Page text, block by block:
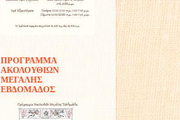
ΠΡΟΓΡΑΜΜΑ
ΑΚΟΛΟΥΘΙΩΝ
ΜΕΓΑΛΗΣ
ΕΒΔΟΜΑΔΟΣ